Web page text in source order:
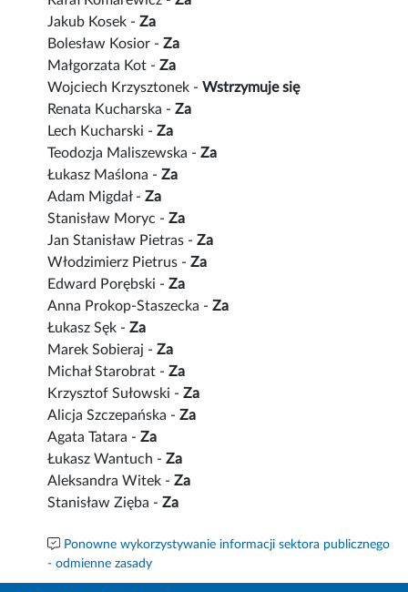
Jakub Kosek -Za
Bolesław Kosior -Za
Małgorzata Kot -Za
Wojciech Krzysztonek -Wstrzymuje się
Renata Kucharska -Za
Lech Kucharski -Za
Teodozja Maliszewska -Za
Łukasz Maślona -Za
Adam Migdał -Za
Stanisław Moryc -Za
Jan Stanisław Pietras -Za
Włodzimierz Pietrus -Za
Edward Porębski -Za
Anna Prokop-Staszecka -Za
Łukasz Sęk -Za
Marek Sobieraj -Za
Michał Starobrat -Za
Krzysztof Sułowski -Za
Alicja Szczepańska -Za
Agata Tatara -Za
Łukasz Wantuch -Za
Aleksandra Witek -Za
Stanisław Zięba -Za
Ponowne wykorzystywanie informacji sektora publicznego
- odmienne zasady